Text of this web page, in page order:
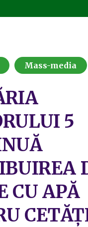
Mass-media
5
CU APĂ